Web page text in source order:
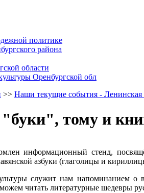
политике
района
области
Оренбургской обл
>> Наши текущие события - Ленинская
тому и
информационный стенд,
азбуки (глаголицы и
служит нам напоминанием
читать литературные шедевры